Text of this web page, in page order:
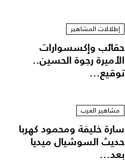
إطلالات المشاهير
حقائب وإكسسوارات
الأميرة رجوة الحسين..
توقيع...
مشاهير العرب
سارة خليفة ومحمود كهربا
حديث السوشيال ميديا
بعد...